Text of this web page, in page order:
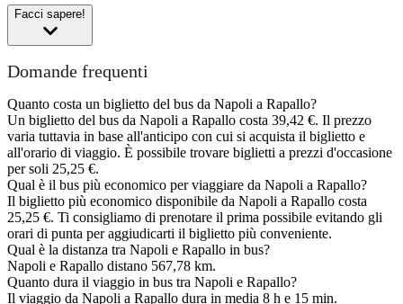
Facci sapere!
Domande frequenti
Quanto costa un biglietto del bus da Napoli a Rapallo?
Un biglietto del bus da Napoli a Rapallo costa 39,42 €. Il prezzo
varia tuttavia in base all'anticipo con cui si acquista il biglietto e
all'orario di viaggio. È possibile trovare biglietti a prezzi d'occasione
per soli 25,25 €.
Qual è il bus più economico per viaggiare da Napoli a Rapallo?
Il biglietto più economico disponibile da Napoli a Rapallo costa
25,25 €. Ti consigliamo di prenotare il prima possibile evitando gli
orari di punta per aggiudicarti il biglietto più conveniente.
Qual è la distanza tra Napoli e Rapallo in bus?
Napoli e Rapallo distano 567,78 km.
Quanto dura il viaggio in bus tra Napoli e Rapallo?
Il viaggio da Napoli a Rapallo dura in media 8 h e 15 min.